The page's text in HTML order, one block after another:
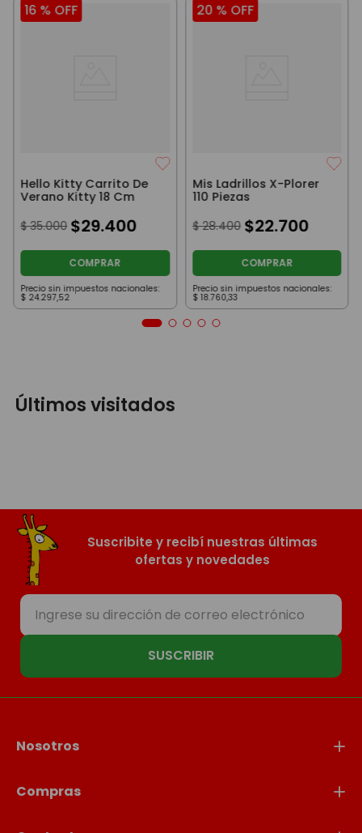
16 % OFF
Hello Kitty Carrito De
Verano Kitty 18 Cm
$ 35.000 $29.400
COMPRAR
Precio sin impuestos nacionales:
$ 24.297,52
20 % OFF
Mis Ladrillos X-Plorer
110 Piezas
$ 28.400 $22.700
COMPRAR
Precio sin impuestos nacionales:
$ 18.760,33
Últimos visitados
Suscribite y recibí nuestras últimas
ofertas y novedades
SUSCRIBIR
Nosotros
Compras